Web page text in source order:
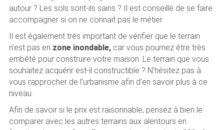
autour ? Les sols sont-ils sains ? Il est conseillé de se faire
accompagner si on ne connait pas le métier.
Il est également très important de vérifier que le terrain
n’est pas en zone inondable,car vous pourriez être très
embêté pour construire votre maison. Le terrain que vous
souhaitez acquérir est-il constructible ? N’hésitez pas à
vous rapprocher de l’urbanisme afin d’en savoir plus à ce
niveau.
Afin de savoir si le prix est raisonnable, pensez à bien le
comparer avec les autres terrains aux alentours en